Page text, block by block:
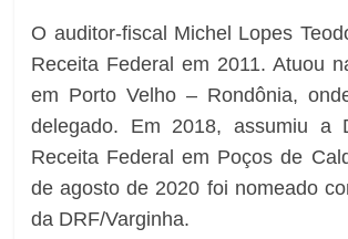
O auditor-fiscal Michel Lopes
Receita Federal em 2011. Atuou
em Porto Velho – Rondônia,
delegado. Em 2018, assumiu a
Receita Federal em Poços de
de agosto de 2020 foi nomeado
da DRF/Varginha.